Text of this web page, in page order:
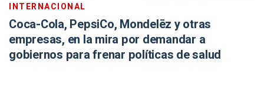
INTERNACIONAL
Coca-Cola, PepsiCo, Mondelēz y otras
empresas, en la mira por demandar a
gobiernos para frenar políticas de salud